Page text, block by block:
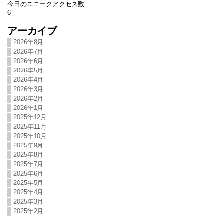
今日のユニークアクセス数
6
アーカイブ
2026年8月
2026年7月
2026年6月
2026年5月
2026年4月
2026年3月
2026年2月
2026年1月
2025年12月
2025年11月
2025年10月
2025年9月
2025年8月
2025年7月
2025年6月
2025年5月
2025年4月
2025年3月
2025年2月